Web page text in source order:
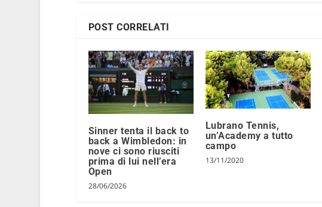
POST CORRELATI
Sinner tenta il back to
back a Wimbledon: in
nove ci sono riusciti
prima di lui nell’era
Open
28/06/2026
Lubrano Tennis,
un’Academy a tutto
campo
13/11/2020